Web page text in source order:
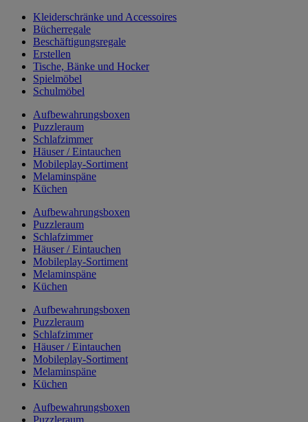
Kleiderschränke und Accessoires
Bücherregale
Beschäftigungsregale
Erstellen
Tische, Bänke und Hocker
Spielmöbel
Schulmöbel
Aufbewahrungsboxen
Puzzleraum
Schlafzimmer
Häuser / Eintauchen
Mobileplay-Sortiment
Melaminspäne
Küchen
Aufbewahrungsboxen
Puzzleraum
Schlafzimmer
Häuser / Eintauchen
Mobileplay-Sortiment
Melaminspäne
Küchen
Aufbewahrungsboxen
Puzzleraum
Schlafzimmer
Häuser / Eintauchen
Mobileplay-Sortiment
Melaminspäne
Küchen
Aufbewahrungsboxen
Puzzleraum